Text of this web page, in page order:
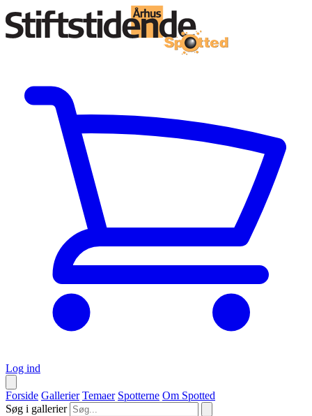
Log ind
Forside Gallerier Temaer Spotterne Om Spotted
Søg i gallerier